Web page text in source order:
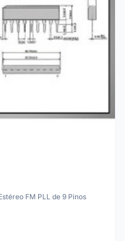
FM PLL de 9 Pinos